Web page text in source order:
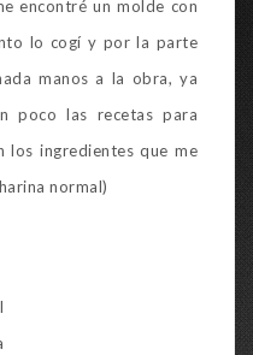
encontré un molde con
lo cogí y por la parte
manos a la obra, ya
poco las recetas para
los ingredientes que me
normal)